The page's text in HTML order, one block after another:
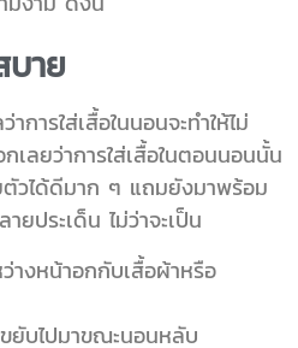
าย
การใส่เสื้อในนอนจะทำให้ไม่
ลยว่าการใส่เสื้อในตอนนอนนั้น
วได้ดีมาก ๆ แถมยังมาพร้อม
ประเด็น ไม่ว่าจะเป็น
างหน้าอกกับเสื้อผ้าหรือ
ยับไปมาขณะนอนหลับ